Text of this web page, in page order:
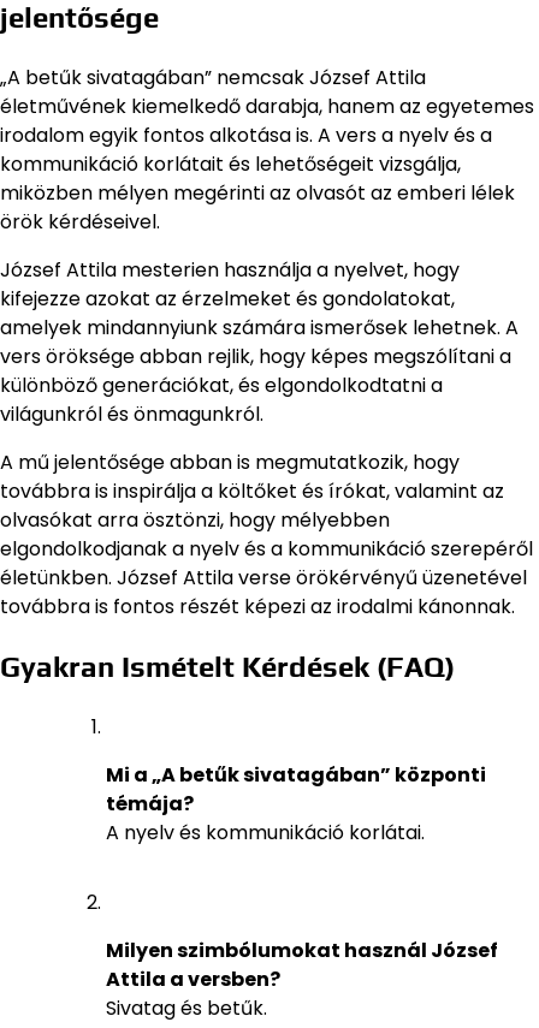
jelentősége
„A betűk sivatagában” nemcsak József Attila
életművének kiemelkedő darabja, hanem az egyetemes
irodalom egyik fontos alkotása is. A vers a nyelv és a
kommunikáció korlátait és lehetőségeit vizsgálja,
miközben mélyen megérinti az olvasót az emberi lélek
örök kérdéseivel.
József Attila mesterien használja a nyelvet, hogy
kifejezze azokat az érzelmeket és gondolatokat,
amelyek mindannyiunk számára ismerősek lehetnek. A
vers öröksége abban rejlik, hogy képes megszólítani a
különböző generációkat, és elgondolkodtatni a
világunkról és önmagunkról.
A mű jelentősége abban is megmutatkozik, hogy
továbbra is inspirálja a költőket és írókat, valamint az
olvasókat arra ösztönzi, hogy mélyebben
elgondolkodjanak a nyelv és a kommunikáció szerepéről
életünkben. József Attila verse örökérvényű üzenetével
továbbra is fontos részét képezi az irodalmi kánonnak.
Gyakran Ismételt Kérdések (FAQ)
Mi a „A betűk sivatagában” központi
témája?
A nyelv és kommunikáció korlátai.
Milyen szimbólumokat használ József
Attila a versben?
Sivatag és betűk.